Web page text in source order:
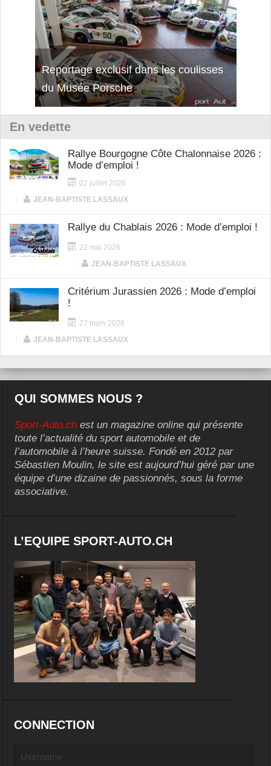
Reportage exclusif dans les coulisses
du Musée Porsche
Découverte de la nouvelle Ferrari
12Cilindri Manuale
En vedette
Rallye Bourgogne Côte Chalonnaise 2026 :
Mode d’emploi !
02 juillet 2026
JEAN-BAPTISTE LASSAUX
Rallye du Chablais 2026 : Mode d’emploi !
22 mai 2026
JEAN-BAPTISTE LASSAUX
Critérium Jurassien 2026 : Mode d’emploi
!
27 mars 2026
JEAN-BAPTISTE LASSAUX
QUI SOMMES NOUS ?
Sport-Auto.ch est un magazine online qui présente
toute l’actualité du sport automobile et de
l’automobile à l’heure suisse. Fondé en 2012 par
Sébastien Moulin, le site est aujourd’hui géré par une
équipe d’une dizaine de passionnés, sous la forme
associative.
L’EQUIPE SPORT-AUTO.CH
CONNECTION